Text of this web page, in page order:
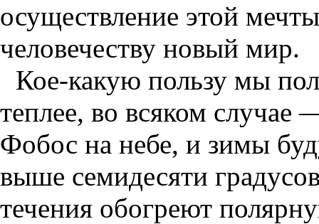
осуществление этой
человечеству новый мир.
Кое-какую пользу мы
теплее, во всяком случае
Фобос на небе, и зимы
выше семидесяти
течения обогреют